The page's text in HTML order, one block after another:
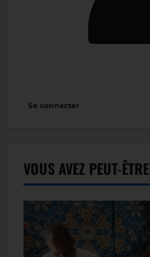
Se connecter
VOUS AVEZ PEUT-